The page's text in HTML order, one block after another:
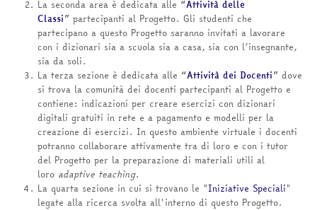
La seconda area è dedicata alle “Attività delle
Classi” partecipanti al Progetto. Gli studenti che
partecipano a questo Progetto saranno invitati a lavorare
con i dizionari sia a scuola sia a casa, sia con l’insegnante,
sia da soli.
La terza sezione è dedicata alle “Attività dei Docenti” dove
si trova la comunità dei docenti partecipanti al Progetto e
contiene: indicazioni per creare esercizi con dizionari
digitali gratuiti in rete e a pagamento e modelli per la
creazione di esercizi. In questo ambiente virtuale i docenti
potranno collaborare attivamente tra di loro e con i tutor
del Progetto per la preparazione di materiali utili al
loro adaptive teaching.
La quarta sezione in cui si trovano le "Iniziative Speciali"
legate alla ricerca svolta all'interno di questo Progetto.